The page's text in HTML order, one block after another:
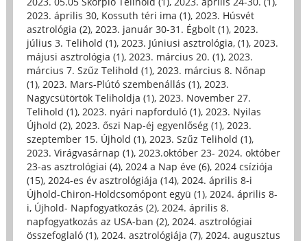
2023. április 30, Kossuth téri ima (1), 2023. Húsvét
asztrológia (2), 2023. január 30-31. Égbolt (1), 2023.
július 3. Telihold (1), 2023. Júniusi asztrológia, (1), 2023.
májusi asztrológia (1), 2023. március 20. (1), 2023.
március 7. Szűz Telihold (1), 2023. március 8. Nőnap
(1), 2023. Mars-Plútó szembenállás (1), 2023.
Nagycsütörtök Teliholdja (1), 2023. November 27.
Telihold (1), 2023. nyári napforduló (1), 2023. Nyilas
Újhold (2), 2023. őszi Nap-éj egyenlőség (1), 2023.
szeptember 15. Újhold (1), 2023. Szűz Telihold (1),
2023. Virágvasárnap (1), 2023.október 23- 2024. október
23-as asztrológiai (4), 2024 a Nap éve (6), 2024 csíziója
(15), 2024-es év asztrológiája (14), 2024. április 8-i
Újhold-Chiron-Holdcsomópont együ (1), 2024. április 8-
i, Újhold- Napfogyatkozás (2), 2024. április 8.
napfogyatkozás az USA-ban (2), 2024. asztrológiai
összefoglaló (1), 2024. asztrológiája (7), 2024. augusztus